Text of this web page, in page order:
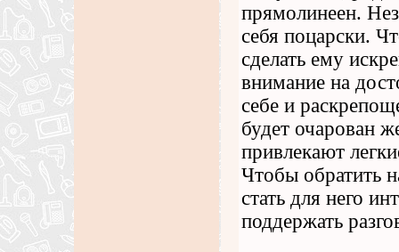
прямолинеен.
себя поцарски.
сделать ему
внимание на
себе и
будет очарован
привлекают
Чтобы обратить
стать для него
поддержать